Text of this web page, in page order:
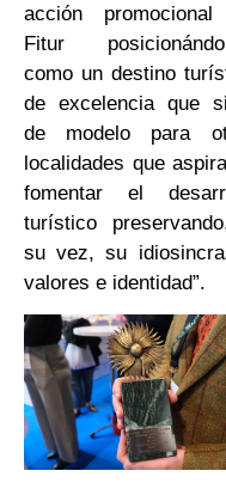
acción
Fitur
como un destino
de excelencia que
de modelo para
localidades que
fomentar el
turístico
su vez, su
valores e identidad”.